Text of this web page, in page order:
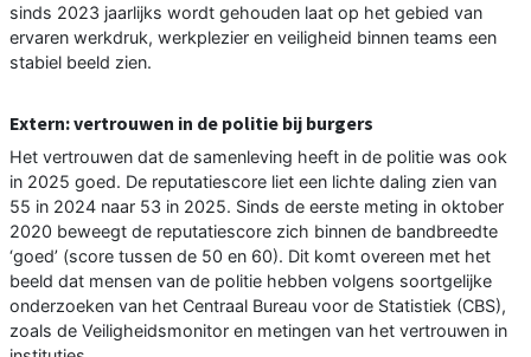
sinds 2023 jaarlijks wordt gehouden laat op het gebied van
ervaren werkdruk, werkplezier en veiligheid binnen teams een
stabiel beeld zien.
Extern: vertrouwen in de politie bij burgers
Het vertrouwen dat de samenleving heeft in de politie was ook
in 2025 goed. De reputatiescore liet een lichte daling zien van
55 in 2024 naar 53 in 2025. Sinds de eerste meting in oktober
2020 beweegt de reputatiescore zich binnen de bandbreedte
‘goed’ (score tussen de 50 en 60). Dit komt overeen met het
beeld dat mensen van de politie hebben volgens soortgelijke
onderzoeken van het Centraal Bureau voor de Statistiek (CBS),
zoals de Veiligheidsmonitor en metingen van het vertrouwen in